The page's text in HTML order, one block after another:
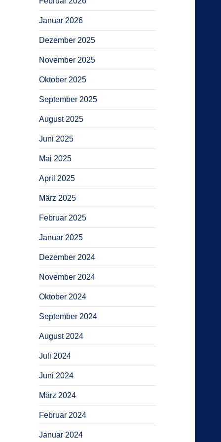
Januar 2026
Dezember 2025
November 2025
Oktober 2025
September 2025
August 2025
Juni 2025
Mai 2025
April 2025
März 2025
Februar 2025
Januar 2025
Dezember 2024
November 2024
Oktober 2024
September 2024
August 2024
Juli 2024
Juni 2024
März 2024
Februar 2024
Januar 2024